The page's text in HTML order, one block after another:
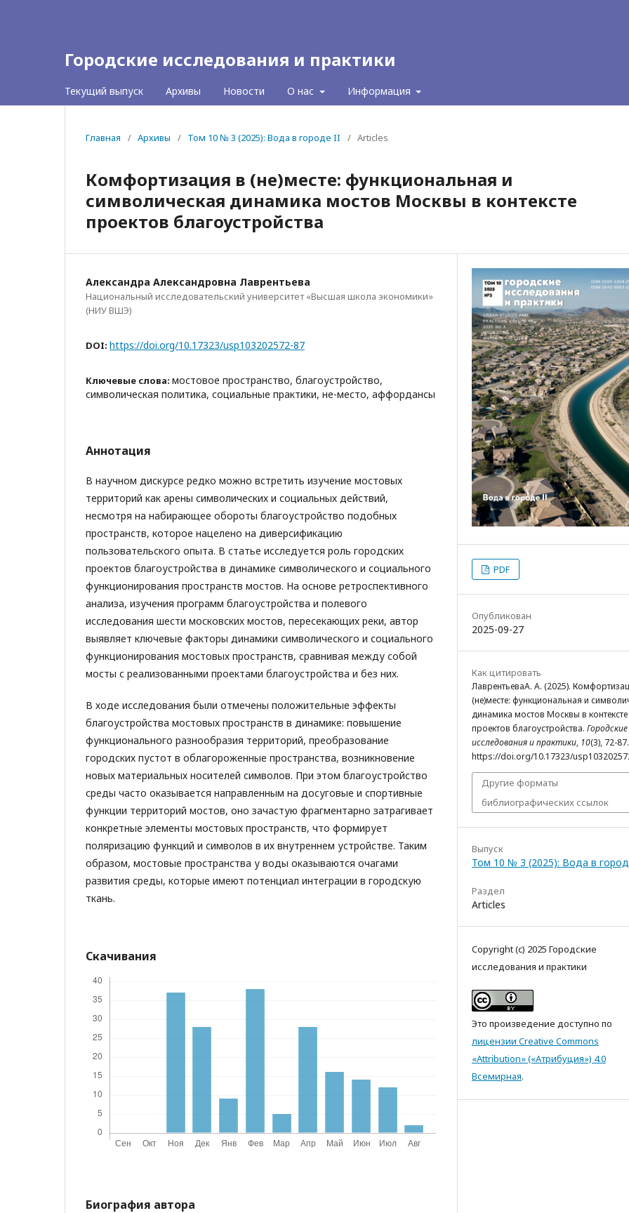
Городские исследования и практики
Текущий выпуск Архивы Новости О нас Информация
Главная / Архивы / Том 10 № 3 (2025): Вода в городе II / Articles
Комфортизация в (не)месте: функциональная и
символическая динамика мостов Москвы в контексте
проектов благоустройства
Александра Александровна Лаврентьева
Национальный исследовательский университет «Высшая школа экономики»
(НИУ ВШЭ)
DOI: https://doi.org/10.17323/usp103202572-87
Ключевые слова: мостовое пространство, благоустройство,
символическая политика, социальные практики, не-место, аффордансы
Аннотация
В научном дискурсе редко можно встретить изучение мостовых
территорий как арены символических и социальных действий,
несмотря на набирающее обороты благоустройство подобных
пространств, которое нацелено на диверсификацию
пользовательского опыта. В статье исследуется роль городских
проектов благоустройства в динамике символического и социального
функционирования пространств мостов. На основе ретроспективного
анализа, изучения программ благоустройства и полевого
исследования шести московских мостов, пересекающих реки, автор
выявляет ключевые факторы динамики символического и социального
функционирования мостовых пространств, сравнивая между собой
мосты с реализованными проектами благоустройства и без них.
В ходе исследования были отмечены положительные эффекты
благоустройства мостовых пространств в динамике: повышение
функционального разнообразия территорий, преобразование
городских пустот в облагороженные пространства, возникновение
новых материальных носителей символов. При этом благоустройство
среды часто оказывается направленным на досуговые и спортивные
функции территорий мостов, оно зачастую фрагментарно затрагивает
конкретные элементы мостовых пространств, что формирует
поляризацию функций и символов в их внутреннем устройстве. Таким
образом, мостовые пространства у воды оказываются очагами
развития среды, которые имеют потенциал интеграции в городскую
ткань.
Скачивания
Биография автора
PDF
Опубликован
2025-09-27
Как цитировать
ЛаврентьеваА. А. (2025).
(не)месте: функциональная и
динамика мостов Москвы в контексте
проектов благоустройства. Городские
исследования и практики, 10(3), 72-87.
https://doi.org/10.17323/
Другие форматы
библиографических ссылок
Выпуск
Том 10 № 3 (2025): Вода в
Раздел
Articles
Copyright (c) 2025 Городские
исследования и практики
Это произведение доступно по
лицензии Creative Commons
«Attribution» («Атрибуция») 4.0
Всемирная.